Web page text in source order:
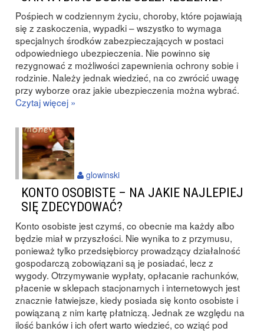
Pośpiech w codziennym życiu, choroby, które pojawiają
się z zaskoczenia, wypadki – wszystko to wymaga
specjalnych środków zabezpieczających w postaci
odpowiedniego ubezpieczenia. Nie powinno się
rezygnować z możliwości zapewnienia ochrony sobie i
rodzinie. Należy jednak wiedzieć, na co zwrócić uwagę
przy wyborze oraz jakie ubezpieczenia można wybrać.
Czytaj więcej »
KONTO OSOBISTE – NA JAKIE NAJLEPIEJ
SIĘ ZDECYDOWAĆ?
Konto osobiste jest czymś, co obecnie ma każdy albo
będzie miał w przyszłości. Nie wynika to z przymusu,
ponieważ tylko przedsiębiorcy prowadzący działalność
gospodarczą zobowiązani są je posiadać, lecz z
wygody. Otrzymywanie wypłaty, opłacanie rachunków,
płacenie w sklepach stacjonarnych i internetowych jest
znacznie łatwiejsze, kiedy posiada się konto osobiste i
powiązaną z nim kartę płatniczą. Jednak ze względu na
ilość banków i ich ofert warto wiedzieć, co wziąć pod
glowinski